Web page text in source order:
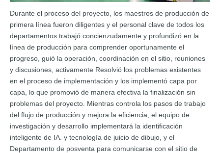
Durante el proceso del proyecto, los maestros de producción de
primera línea fueron diligentes y el personal clave de todos los
departamentos trabajó concienzudamente y profundizó en la
línea de producción para comprender oportunamente el
progreso, guió la operación, coordinación en el sitio, reuniones
y discusiones, activamente Resolvió los problemas existentes
en el proceso de implementación y los implementó capa por
capa, lo que promovió de manera efectiva la finalización sin
problemas del proyecto. Mientras controla los pasos de trabajo
del flujo de producción y mejora la eficiencia, el equipo de
investigación y desarrollo implementará la identificación
inteligente de IA. y tecnología de juicio de dibujo, y el
Departamento de posventa para comunicarse con el sitio de